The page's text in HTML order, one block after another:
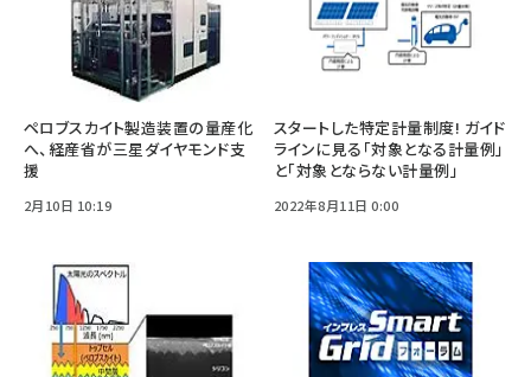
ペロブスカイト製造装置の量産化
へ、経産省が三星ダイヤモンド支
援
2月10日 10:19
スタートした特定計量制度! ガイド
ラインに見る「対象となる計量例」
と「対象とならない計量例」
2022年8月11日 0:00